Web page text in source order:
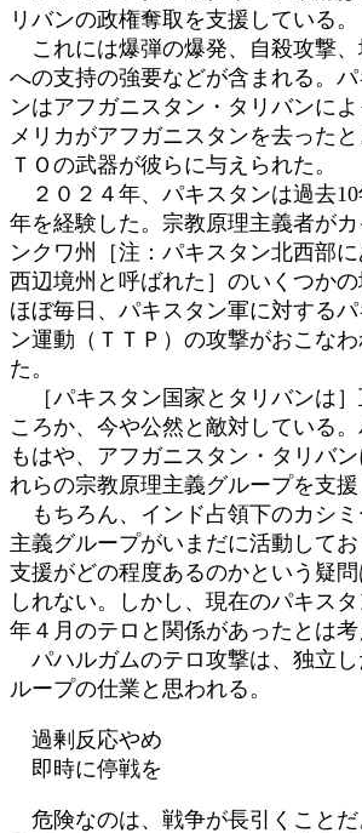
リバンの政権奪取を支援している。
これには爆弾の爆発、自殺攻撃、
への支持の強要などが含まれる。
ンはアフガニスタン・タリバンに
メリカがアフガニスタンを去った
ＴＯの武器が彼らに与えられた。
２０２４年、パキスタンは過去
年を経験した。宗教原理主義者が
ンクワ州［注：パキスタン北西部
西辺境州と呼ばれた］のいくつかの
ほぼ毎日、パキスタン軍に対する
ン運動（ＴＴＰ）の攻撃がおこな
た。
［パキスタン国家とタリバンは
ころか、今や公然と敵対している
もはや、アフガニスタン・タリバ
れらの宗教原理主義グループを支援
もちろん、インド占領下のカシ
主義グループがいまだに活動して
支援がどの程度あるのかという疑
しれない。しかし、現在のパキス
年４月のテロと関係があったとは考
パハルガムのテロ攻撃は、独立
ループの仕業と思われる。
過剰反応やめ
即時に停戦を
危険なのは、戦争が長引くことだ